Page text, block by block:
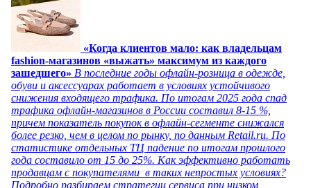
«Когда клиентов мало: как владельцам
fashion-магазинов «выжать» максимум из каждого
зашедшего» В последние годы офлайн-розница в одежде,
обуви и аксессуарах работает в условиях устойчивого
снижения входящего трафика. По итогам 2025 года спад
трафика офлайн-магазинов в России составил 8-15 %,
причем показатель покупок в офлайн-сегменте снижался
более резко, чем в целом по рынку, по данным Retail.ru. По
статистике отдельных ТЦ падение по итогам прошлого
года составило от 15 до 25%. Как эффективно работать
продавцам с покупателями в таких непростых условиях?
Подробно разбираем стратегии сервиса при низком